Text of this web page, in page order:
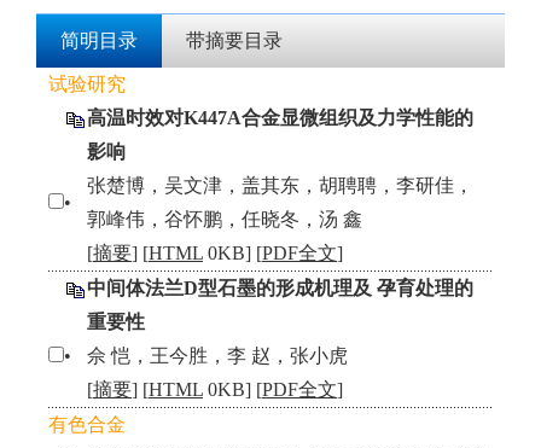
简明目录 带摘要目录
试验研究
高温时效对K447A合金显微组织及力学性能的
影响
•
张楚博，吴文津，盖其东，胡聘聘，李研佳，
郭峰伟，谷怀鹏，任晓冬，汤 鑫
[摘要] [HTML 0KB] [PDF全文]
中间体法兰D型石墨的形成机理及 孕育处理的
重要性
•
佘 恺，王今胜，李 赵，张小虎
[摘要] [HTML 0KB] [PDF全文]
有色合金